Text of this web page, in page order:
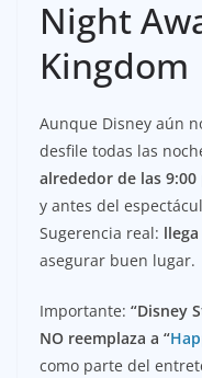
Night
Kingdom
Aunque Disney aún
desfile todas las
alrededor de las 9:00
y antes del
Sugerencia real:
asegurar buen lugar.
Importante: “Disney
NO reemplaza a “
como parte del